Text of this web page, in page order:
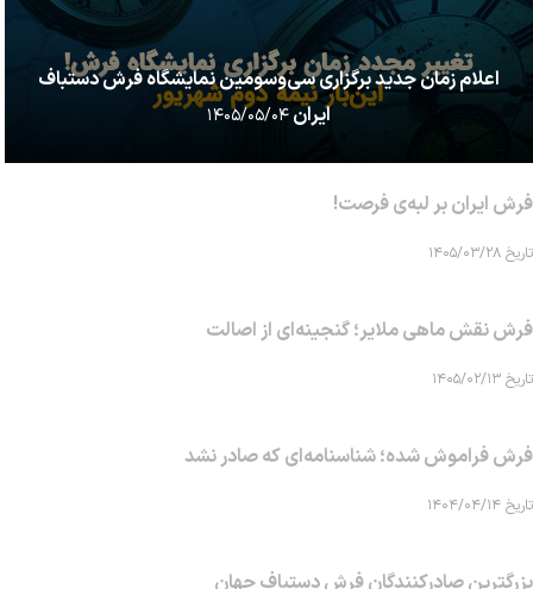
اعلام زمان جدید برگزاری سی‌وسومین نمایشگاه فرش دستباف
ایران۱۴۰۵/۰۵/۰۴
فرش ایران بر لبه‌ی فرصت!
تاریخ ۱۴۰۵/۰۳/۲۸
فرش نقش ماهی‌ ملایر؛ گنجینه‌ای از اصالت
تاریخ ۱۴۰۵/۰۲/۱۳
فرش فراموش شده؛ شناسنامه‌ای که صادر نشد
تاریخ ۱۴۰۴/۰۴/۱۴
بزرگترین صادرکنندگان فرش دستباف جهان